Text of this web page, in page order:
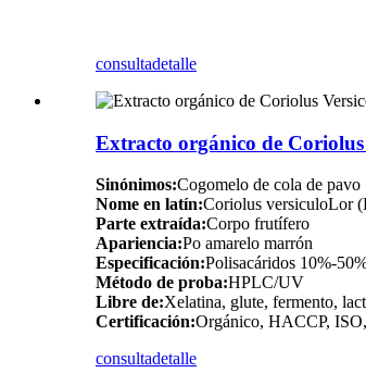
consultadetalle
Extracto orgánico de
Sinónimos:Cogomelo de cola de pavo
Nome en latín:Coriolus versiculoLor
Parte extraída:Corpo frutífero
Apariencia:Po amarelo marrón
Especificación:Polisacáridos 10%-
Método de proba:HPLC/UV
Libre de:Xelatina, glute, fermento,
Certificación:Orgánico, HACCP,
consultadetalle